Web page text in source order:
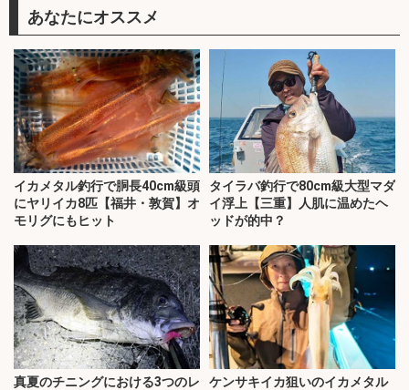
あなたにオススメ
イカメタル釣行で胴長40cm級頭
にヤリイカ8匹【福井・敦賀】オ
モリグにもヒット
タイラバ釣行で80cm級大型マダ
イ浮上【三重】人肌に温めたヘ
ッドが的中？
真夏のチニングにおける3つのレ
ケンサキイカ狙いのイカメタル